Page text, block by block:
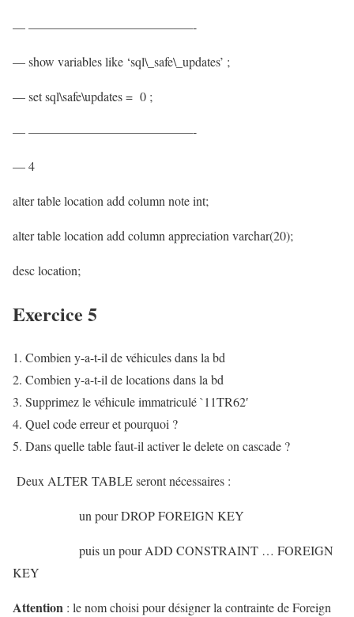
— —————————————-
— show variables like ‘sql\_safe\_updates’ ;
— set sql\safe\updates = 0 ;
— —————————————-
— 4
alter table location add column note int;
alter table location add column appreciation varchar(20);
desc location;
Exercice 5
Combien y-a-t-il de véhicules dans la bd
Combien y-a-t-il de locations dans la bd
Supprimez le véhicule immatriculé `11TR62′
Quel code erreur et pourquoi ?
Dans quelle table faut-il activer le delete on cascade ?
Deux ALTER TABLE seront nécessaires :
un pour DROP FOREIGN KEY
puis un pour ADD CONSTRAINT … FOREIGN
KEY
Attention : le nom choisi pour désigner la contrainte de Foreign